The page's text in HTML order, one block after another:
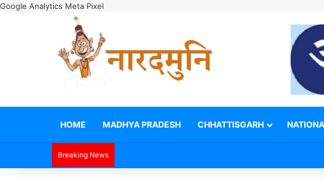
Google Analytics Meta Pixel
HOME MADHYA PRADESH CHHATTISGARH
Breaking News